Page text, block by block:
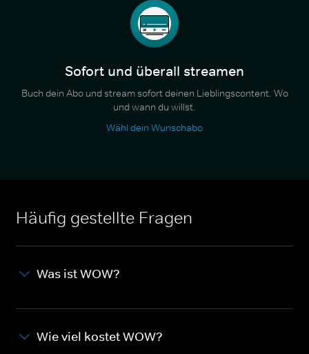
Sofort und überall streamen
Buch dein Abo und stream sofort deinen Lieblingscontent. Wo
und wann du willst.
Wähl dein Wunschabo
Häufig gestellte Fragen
Was ist WOW?
Wie viel kostet WOW?